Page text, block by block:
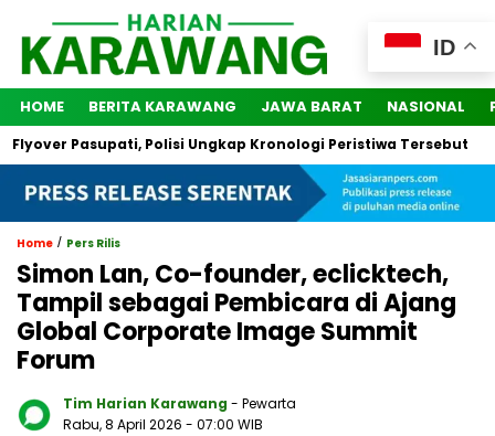
HOME BERITA KARAWANG JAWA BARAT NASIONAL
Pasupati, Polisi Ungkap Kronologi Peristiwa Tersebut
Home / Pers Rilis
Simon Lan, Co-founder, eclicktech,
Tampil sebagai Pembicara di Ajang
Global Corporate Image Summit
Forum
Tim Harian Karawang - Pewarta
Rabu, 8 April 2026 - 07:00 WIB
ID